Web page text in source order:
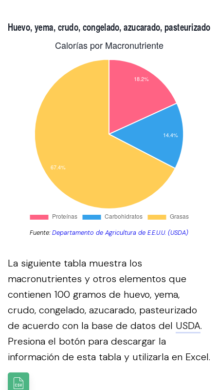
Fuente:Departamento de Agricultura de E.E.U.U. (USDA)
La siguiente tabla muestra los
macronutrientes y otros elementos que
contienen 100 gramos de huevo, yema,
crudo, congelado, azucarado, pasteurizado
de acuerdo con la base de datos del USDA.
Presiona el botón para descargar la
información de esta tabla y utilizarla en Excel.